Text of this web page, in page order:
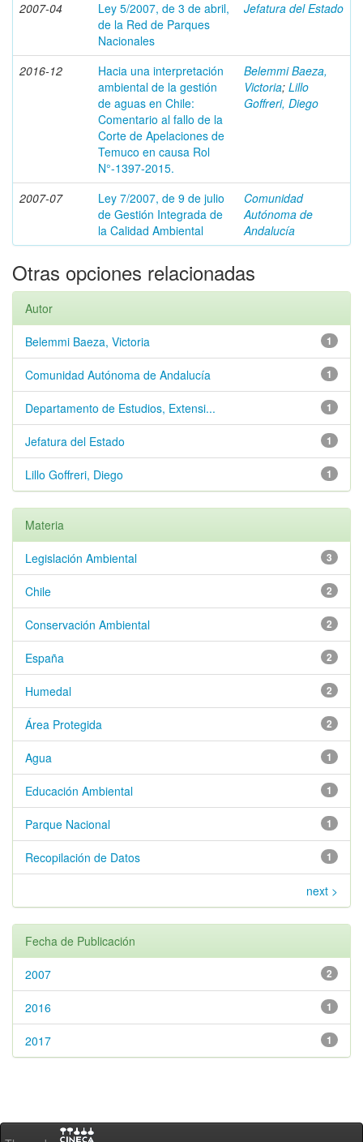
2007-04
Ley 5/2007, de 3 de abril,
de la Red de Parques
Nacionales
Jefatura del Estado
2016-12
Hacia una interpretación
ambiental de la gestión
de aguas en Chile:
Comentario al fallo de la
Corte de Apelaciones de
Temuco en causa Rol
N°-1397-2015.
Belemmi Baeza,
Victoria; Lillo
Goffreri, Diego
2007-07
Ley 7/2007, de 9 de julio
de Gestión Integrada de
la Calidad Ambiental
Comunidad
Autónoma de
Andalucía
Otras opciones relacionadas
Autor
1
Belemmi Baeza, Victoria
1
Comunidad Autónoma de Andalucía
1
Departamento de Estudios, Extensi...
1
Jefatura del Estado
1
Lillo Goffreri, Diego
Materia
3
Legislación Ambiental
2
Chile
2
Conservación Ambiental
2
España
2
Humedal
2
Área Protegida
1
Agua
1
Educación Ambiental
1
Parque Nacional
1
Recopilación de Datos
next >
Fecha de Publicación
2
2007
1
2016
1
2017